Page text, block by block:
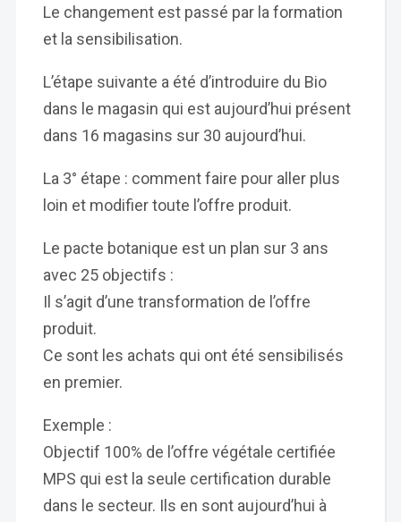
Le changement est passé par la formation
et la sensibilisation.
L’étape suivante a été d’introduire du Bio
dans le magasin qui est aujourd’hui présent
dans 16 magasins sur 30 aujourd’hui.
La 3° étape : comment faire pour aller plus
loin et modifier toute l’offre produit.
Le pacte botanique est un plan sur 3 ans
avec 25 objectifs :
Il s’agit d’une transformation de l’offre
produit.
Ce sont les achats qui ont été sensibilisés
en premier.
Exemple :
Objectif 100% de l’offre végétale certifiée
MPS qui est la seule certification durable
dans le secteur. Ils en sont aujourd’hui à